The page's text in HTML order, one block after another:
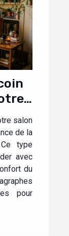
salon
de la
type
avec
du
pour